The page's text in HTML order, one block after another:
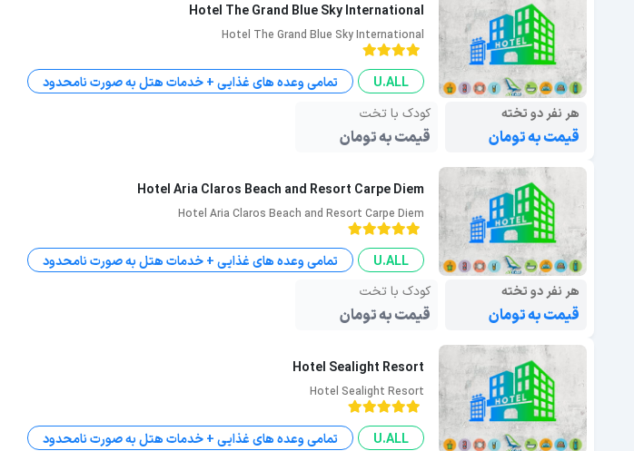
Hotel The Grand Blue Sky International
Hotel The Grand Blue Sky International
U.ALL
تمامی وعده های غذایی + خدمات هتل به صورت نامحدود
هر نفر دو تخته
قیمت به تومان
کودک با تخت
قیمت به تومان
Hotel Aria Claros Beach and Resort Carpe Diem
Hotel Aria Claros Beach and Resort Carpe Diem
U.ALL
تمامی وعده های غذایی + خدمات هتل به صورت نامحدود
هر نفر دو تخته
قیمت به تومان
کودک با تخت
قیمت به تومان
Hotel Sealight Resort
Hotel Sealight Resort
U.ALL
تمامی وعده های غذایی + خدمات هتل به صورت نامحدود